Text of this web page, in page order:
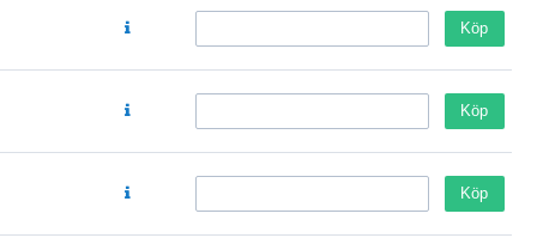
Köp
Köp
Köp